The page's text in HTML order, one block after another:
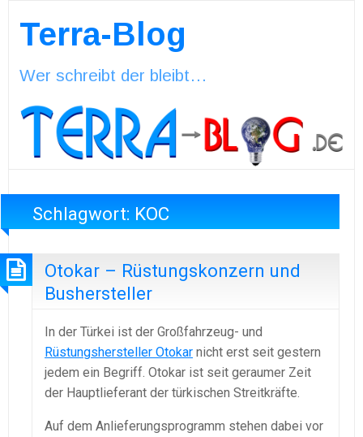
Terra-Blog
Wer schreibt der bleibt…
Schlagwort: KOC
Otokar – Rüstungskonzern und
Bushersteller
In der Türkei ist der Großfahrzeug- und
Rüstungshersteller Otokar nicht erst seit gestern
jedem ein Begriff. Otokar ist seit geraumer Zeit
der Hauptlieferant der türkischen Streitkräfte.
Auf dem Anlieferungsprogramm stehen dabei vor